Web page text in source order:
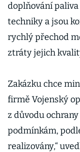
doplňování
techniky a jsou
rychlý přechod
ztráty jejich
Zakázku chce
firmě Vojenský
z důvodu
podmínkám,
realizovány,“